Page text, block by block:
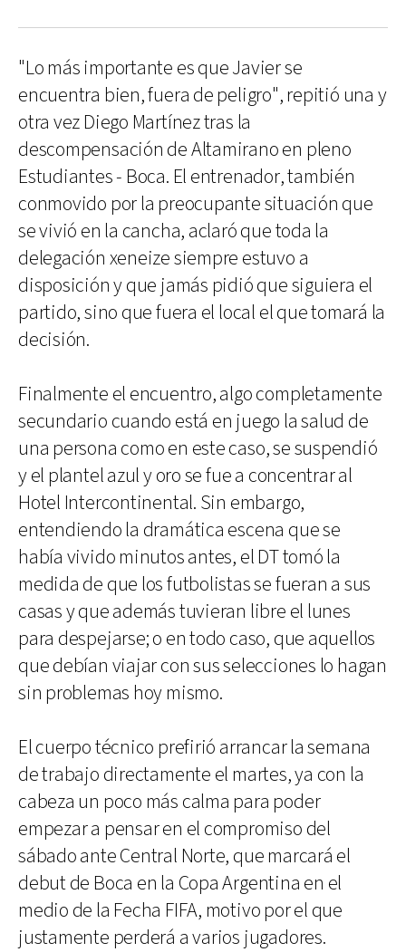
"Lo más importante es que Javier se
encuentra bien, fuera de peligro", repitió una y
otra vez Diego Martínez tras la
descompensación de Altamirano en pleno
Estudiantes - Boca. El entrenador, también
conmovido por la preocupante situación que
se vivió en la cancha, aclaró que toda la
delegación xeneize siempre estuvo a
disposición y que jamás pidió que siguiera el
partido, sino que fuera el local el que tomará la
decisión.
Finalmente el encuentro, algo completamente
secundario cuando está en juego la salud de
una persona como en este caso, se suspendió
y el plantel azul y oro se fue a concentrar al
Hotel Intercontinental. Sin embargo,
entendiendo la dramática escena que se
había vivido minutos antes, el DT tomó la
medida de que los futbolistas se fueran a sus
casas y que además tuvieran libre el lunes
para despejarse; o en todo caso, que aquellos
que debían viajar con sus selecciones lo hagan
sin problemas hoy mismo.
El cuerpo técnico prefirió arrancar la semana
de trabajo directamente el martes, ya con la
cabeza un poco más calma para poder
empezar a pensar en el compromiso del
sábado ante Central Norte, que marcará el
debut de Boca en la Copa Argentina en el
medio de la Fecha FIFA, motivo por el que
justamente perderá a varios jugadores.